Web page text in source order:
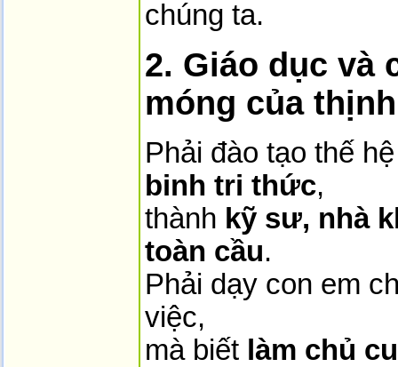
chúng ta.
2. Giáo dục và
móng của
Phải đào tạo thế
binh tri thức,
thành kỹ sư, nhà
toàn cầu.
Phải dạy con em
việc,
mà biết làm chủ